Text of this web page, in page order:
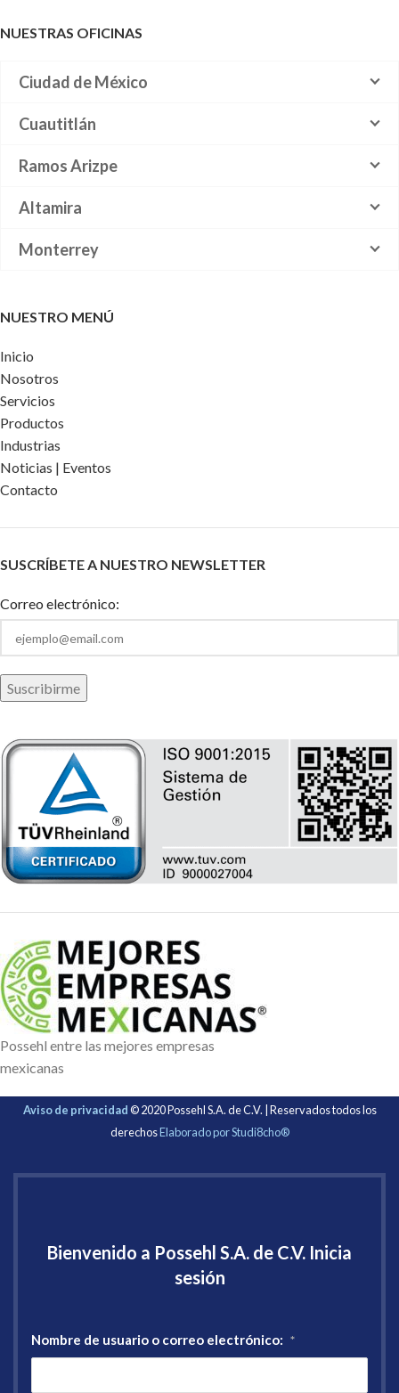
NUESTRAS OFICINAS
Ciudad de México
Cuautitlán
Ramos Arizpe
Altamira
Monterrey
NUESTRO MENÚ
Inicio
Nosotros
Servicios
Productos
Industrias
Noticias | Eventos
Contacto
SUSCRÍBETE A NUESTRO NEWSLETTER
Correo electrónico:
Possehl entre las mejores empresas
mexicanas
Aviso de privacidad© 2020 Possehl S.A. de C.V. | Reservados todos los
derechosElaborado por Studi8cho®
Bienvenido a Possehl S.A. de C.V. Inicia
sesión
Nombre de usuario o correo electrónico: *